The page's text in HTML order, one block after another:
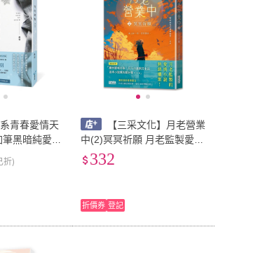
青春愛情天
黑暗純愛系
折)
【三采文化】月老營業
中(2)冥冥祈願 月老監製愛情
小說熱銷續作
332
折價券 登記